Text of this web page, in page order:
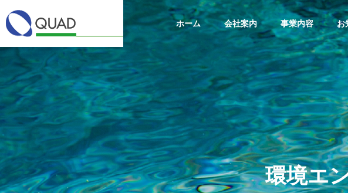
ホーム 会社案内 事業内容 お
環境エ